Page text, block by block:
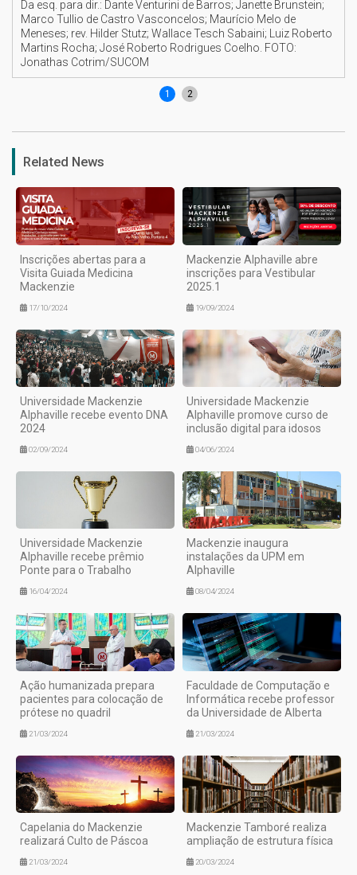
Da esq. para dir.: Dante Venturini de Barros; Janette Brunstein;
Marco Tullio de Castro Vasconcelos; Maurício Melo de
Meneses; rev. Hilder Stutz; Wallace Tesch Sabaini; Luiz Roberto
Martins Rocha; José Roberto Rodrigues Coelho. FOTO:
Jonathas Cotrim/SUCOM
1 2
Related News
Inscrições abertas para a
Visita Guiada Medicina
Mackenzie
17/10/2024
Mackenzie Alphaville abre
inscrições para Vestibular
2025.1
19/09/2024
Universidade Mackenzie
Alphaville recebe evento DNA
2024
02/09/2024
Universidade Mackenzie
Alphaville promove curso de
inclusão digital para idosos
04/06/2024
Universidade Mackenzie
Alphaville recebe prêmio
Ponte para o Trabalho
16/04/2024
Mackenzie inaugura
instalações da UPM em
Alphaville
08/04/2024
Ação humanizada prepara
pacientes para colocação de
prótese no quadril
21/03/2024
Faculdade de Computação e
Informática recebe professor
da Universidade de Alberta
21/03/2024
Capelania do Mackenzie
realizará Culto de Páscoa
21/03/2024
Mackenzie Tamboré realiza
ampliação de estrutura física
20/03/2024